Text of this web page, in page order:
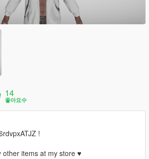
14
좋아요수
!
other items at my store ♥